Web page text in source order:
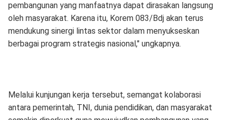
pembangunan yang manfaatnya dapat dirasakan langsung
oleh masyarakat. Karena itu, Korem 083/Bdj akan terus
mendukung sinergi lintas sektor dalam menyukseskan
berbagai program strategis nasional," ungkapnya.
Melalui kunjungan kerja tersebut, semangat kolaborasi
antara pemerintah, TNI, dunia pendidikan, dan masyarakat